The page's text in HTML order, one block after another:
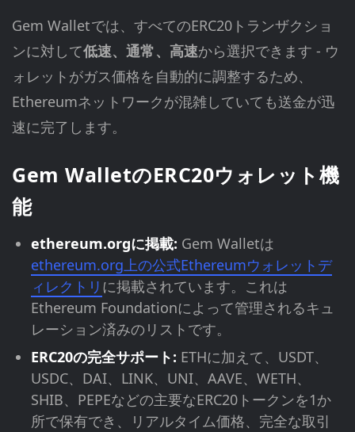
Gem Walletでは、すべてのERC20トランザクショ
ンに対して低速、通常、高速から選択できます - ウ
ォレットがガス価格を自動的に調整するため、
Ethereumネットワークが混雑していても送金が迅
速に完了します。
Gem WalletのERC20ウォレット機
能
ethereum.orgに掲載: Gem Walletは
ethereum.org上の公式Ethereumウォレットデ
ィレクトリ に掲載されています。これは
Ethereum Foundationによって管理されるキュ
レーション済みのリストです。
ERC20の完全サポート: ETHに加えて、USDT、
USDC、DAI、LINK、UNI、AAVE、WETH、
SHIB、PEPEなどの主要なERC20トークンを1か
所で保有でき、リアルタイム価格、完全な取引